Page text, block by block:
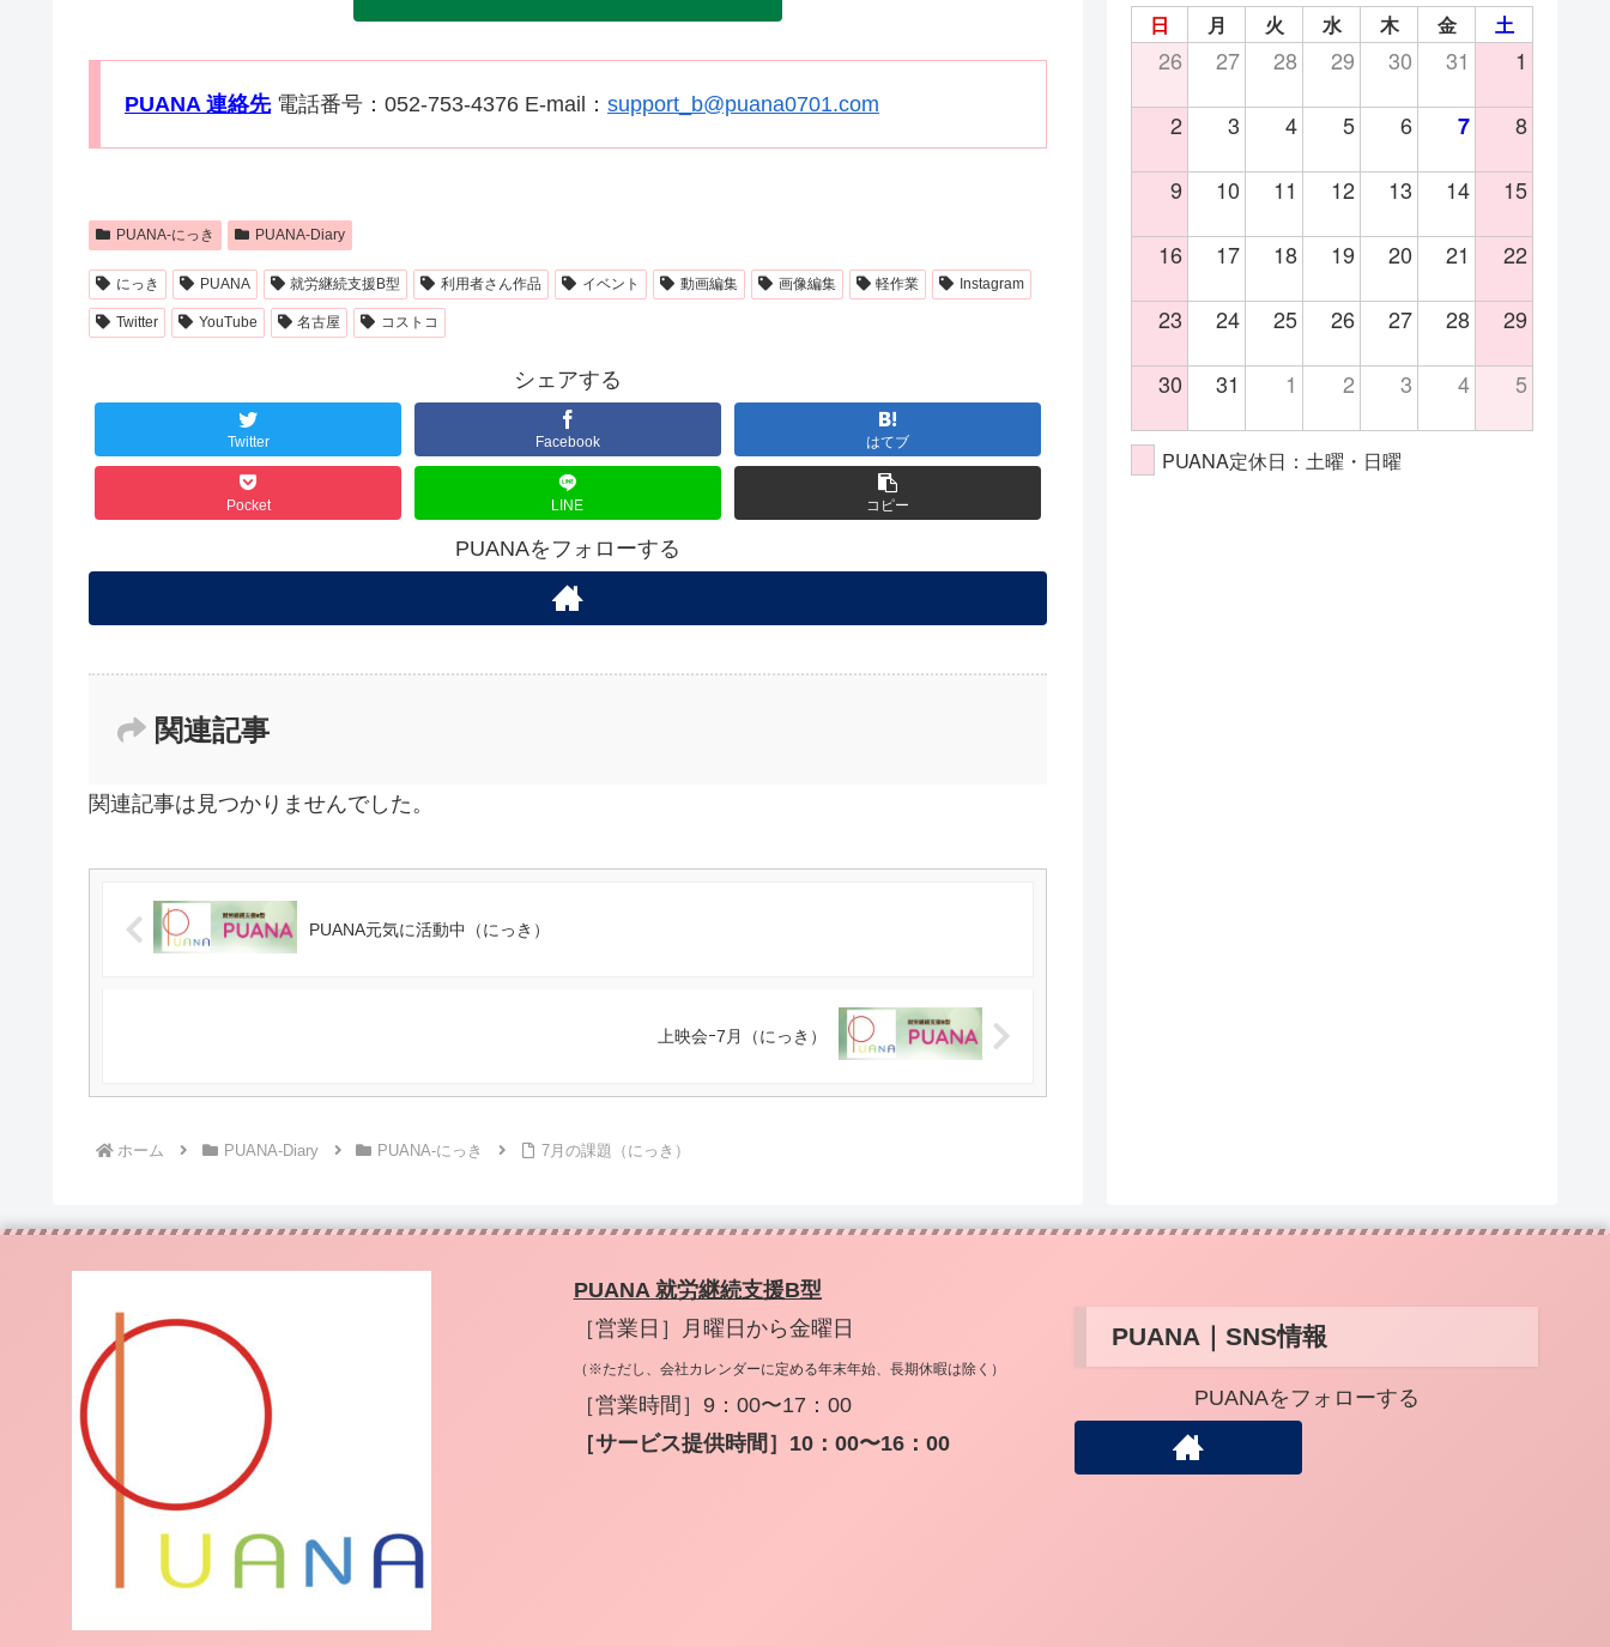
PUANA 連絡先電話番号：052-753-4376 E-mail： support_b@puana0701.com
PUANA-にっき PUANA-Diary
にっき PUANA 就労継続支援B型 利用者さん作品 イベント 動画編集 画像編集 軽作業 Instagram
Twitter YouTube 名古屋 コストコ
シェアする
Twitter Facebook はてブ
Pocket LINE コピー
PUANAをフォローする
関連記事
関連記事は見つかりませんでした。
PUANA元気に活動中（にっき）
上映会ｰ7月（にっき）
ホーム PUANA-Diary PUANA-にっき 7月の課題（にっき）
日 月 火 水 木 金 土
26 27 28 29 30 31 1
2 3 4 5 6 7 8
9 10 11 12 13 14 15
16 17 18 19 20 21 22
23 24 25 26 27 28 29
30 31 1 2 3 4 5
PUANA定休日：土曜・日曜
PUANA 就労継続支援B型
［営業日］月曜日から金曜日
（※ただし、会社カレンダーに定める年末年始、長期休暇は除く）
［営業時間］9：00〜17：00
［サービス提供時間］10：00〜16：00
PUANA｜SNS情報
PUANAをフォローする